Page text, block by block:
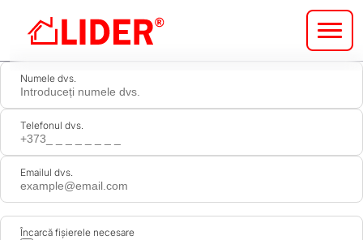
conținutul
principal
Numele dvs.
Telefonul dvs.
Emailul dvs.
Încarcă fișierele necesare